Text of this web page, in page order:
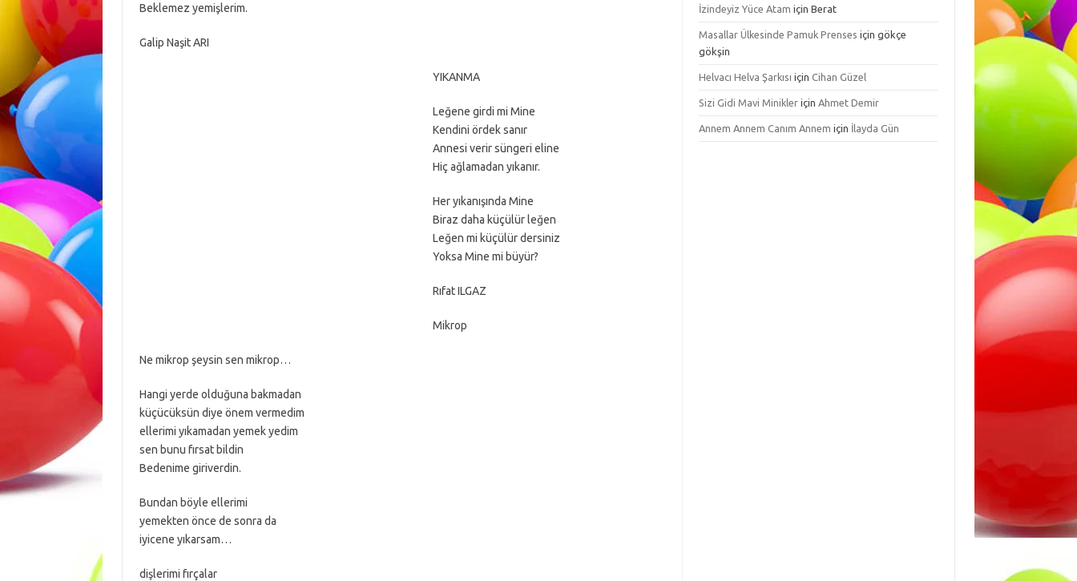
Beklemez yemişlerim.
Galip Naşit ARI
YIKANMA
Leğene girdi mi Mine
Kendini ördek sanır
Annesi verir süngeri eline
Hiç ağlamadan yıkanır.
Her yıkanışında Mine
Biraz daha küçülür leğen
Leğen mi küçülür dersiniz
Yoksa Mine mi büyür?
Rıfat ILGAZ
Mikrop
Ne mikrop şeysin sen mikrop…
Hangi yerde olduğuna bakmadan
küçücüksün diye önem vermedim
ellerimi yıkamadan yemek yedim
sen bunu fırsat bildin
Bedenime giriverdin.
Bundan böyle ellerimi
yemekten önce de sonra da
iyicene yıkarsam…
dişlerimi fırçalar
İzindeyiz Yüce Atam içinBerat
Masallar Ülkesinde Pamuk Prenses içingökçe
gökşin
Helvacı Helva Şarkısı içinCihan Güzel
Sizi Gidi Mavi Minikler içinAhmet Demir
Annem Annem Canım Annem için İlayda Gün